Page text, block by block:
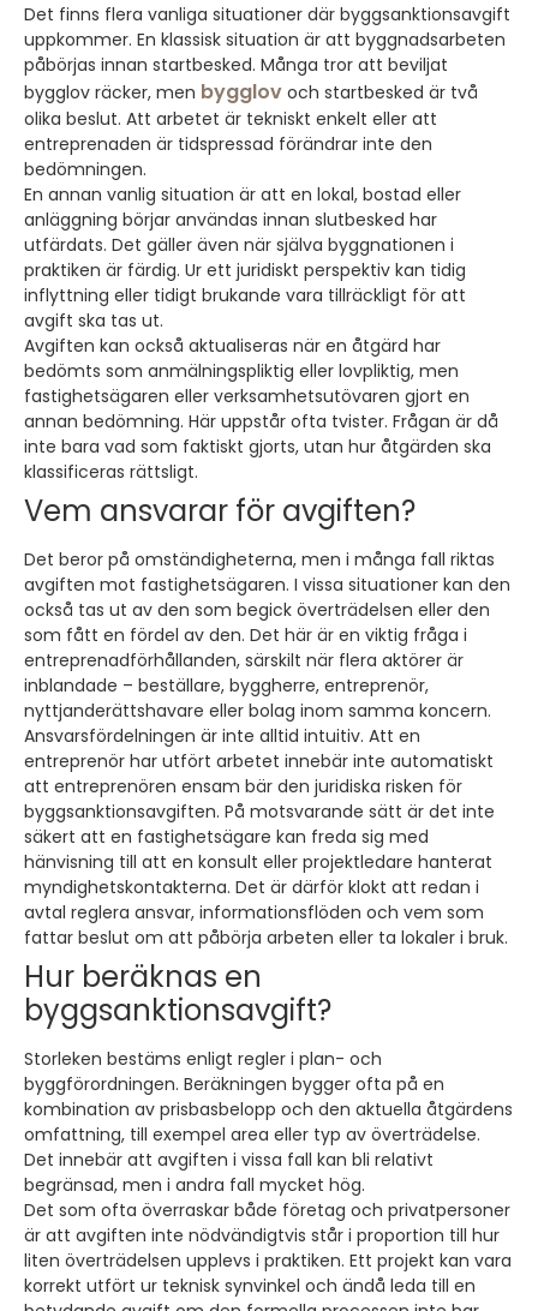
Det finns flera vanliga situationer där byggsanktionsavgift
uppkommer. En klassisk situation är att byggnadsarbeten
påbörjas innan startbesked. Många tror att beviljat
bygglov räcker, men bygglov och startbesked är två
olika beslut. Att arbetet är tekniskt enkelt eller att
entreprenaden är tidspressad förändrar inte den
bedömningen.
En annan vanlig situation är att en lokal, bostad eller
anläggning börjar användas innan slutbesked har
utfärdats. Det gäller även när själva byggnationen i
praktiken är färdig. Ur ett juridiskt perspektiv kan tidig
inflyttning eller tidigt brukande vara tillräckligt för att
avgift ska tas ut.
Avgiften kan också aktualiseras när en åtgärd har
bedömts som anmälningspliktig eller lovpliktig, men
fastighetsägaren eller verksamhetsutövaren gjort en
annan bedömning. Här uppstår ofta tvister. Frågan är då
inte bara vad som faktiskt gjorts, utan hur åtgärden ska
klassificeras rättsligt.
Vem ansvarar för avgiften?
Det beror på omständigheterna, men i många fall riktas
avgiften mot fastighetsägaren. I vissa situationer kan den
också tas ut av den som begick överträdelsen eller den
som fått en fördel av den. Det här är en viktig fråga i
entreprenadförhållanden, särskilt när flera aktörer är
inblandade – beställare, byggherre, entreprenör,
nyttjanderättshavare eller bolag inom samma koncern.
Ansvarsfördelningen är inte alltid intuitiv. Att en
entreprenör har utfört arbetet innebär inte automatiskt
att entreprenören ensam bär den juridiska risken för
byggsanktionsavgiften. På motsvarande sätt är det inte
säkert att en fastighetsägare kan freda sig med
hänvisning till att en konsult eller projektledare hanterat
myndighetskontakterna. Det är därför klokt att redan i
avtal reglera ansvar, informationsflöden och vem som
fattar beslut om att påbörja arbeten eller ta lokaler i bruk.
Hur beräknas en
byggsanktionsavgift?
Storleken bestäms enligt regler i plan- och
byggförordningen. Beräkningen bygger ofta på en
kombination av prisbasbelopp och den aktuella åtgärdens
omfattning, till exempel area eller typ av överträdelse.
Det innebär att avgiften i vissa fall kan bli relativt
begränsad, men i andra fall mycket hög.
Det som ofta överraskar både företag och privatpersoner
är att avgiften inte nödvändigtvis står i proportion till hur
liten överträdelsen upplevs i praktiken. Ett projekt kan vara
korrekt utfört ur teknisk synvinkel och ändå leda till en